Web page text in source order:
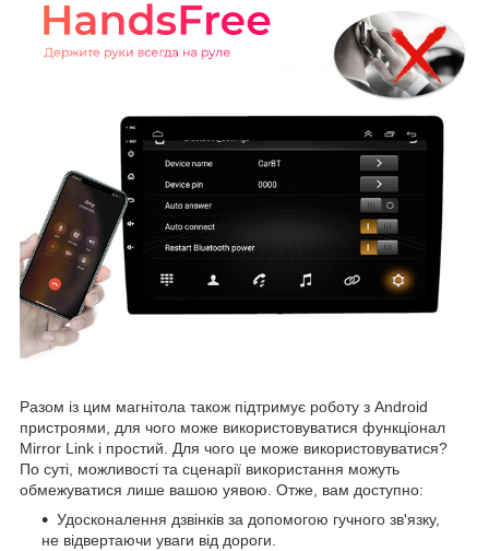
Разом із цим магнітола також підтримує роботу з Android
пристроями, для чого може використовуватися функціонал
Mirror Link і простий. Для чого це може використовуватися?
По суті, можливості та сценарії використання можуть
обмежуватися лише вашою уявою. Отже, вам доступно:
Удосконалення дзвінків за допомогою гучного зв'язку,
не відвертаючи уваги від дороги.